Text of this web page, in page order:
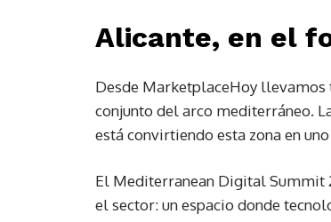
Alicante, en el
Desde MarketplaceHoy
conjunto del arco mediterráneo.
está convirtiendo esta zona en
El Mediterranean Digital Summit
el sector: un espacio donde